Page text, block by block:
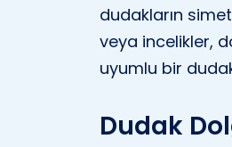
dudakların
veya incelikler,
uyumlu bir
Dudak